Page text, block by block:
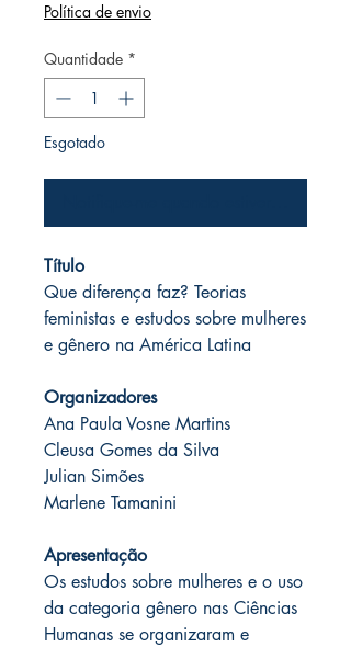
Política de envio
Quantidade *
Esgotado
Título
Que diferença faz? Teorias
feministas e estudos sobre mulheres
e gênero na América Latina
Organizadores
Ana Paula Vosne Martins
Cleusa Gomes da Silva
Julian Simões
Marlene Tamanini
Apresentação
Os estudos sobre mulheres e o uso
da categoria gênero nas Ciências
Humanas se organizaram e